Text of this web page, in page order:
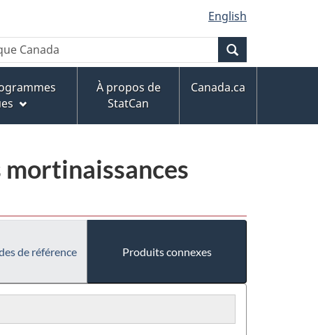
English
À propos de
StatCan
Canada.ca
de référence Produits connexes